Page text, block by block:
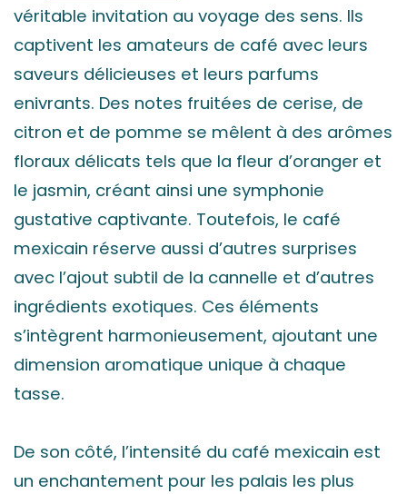
véritable invitation au voyage des sens. Ils
captivent les amateurs de café avec leurs
saveurs délicieuses et leurs parfums
enivrants. Des notes fruitées de cerise, de
citron et de pomme se mêlent à des arômes
floraux délicats tels que la fleur d’oranger et
le jasmin, créant ainsi une symphonie
gustative captivante. Toutefois, le café
mexicain réserve aussi d’autres surprises
avec l’ajout subtil de la cannelle et d’autres
ingrédients exotiques. Ces éléments
s’intègrent harmonieusement, ajoutant une
dimension aromatique unique à chaque
tasse.
De son côté, l’intensité du café mexicain est
un enchantement pour les palais les plus